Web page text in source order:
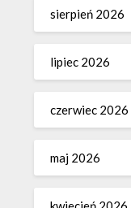
sierpień 2026
lipiec 2026
czerwiec 2026
maj 2026